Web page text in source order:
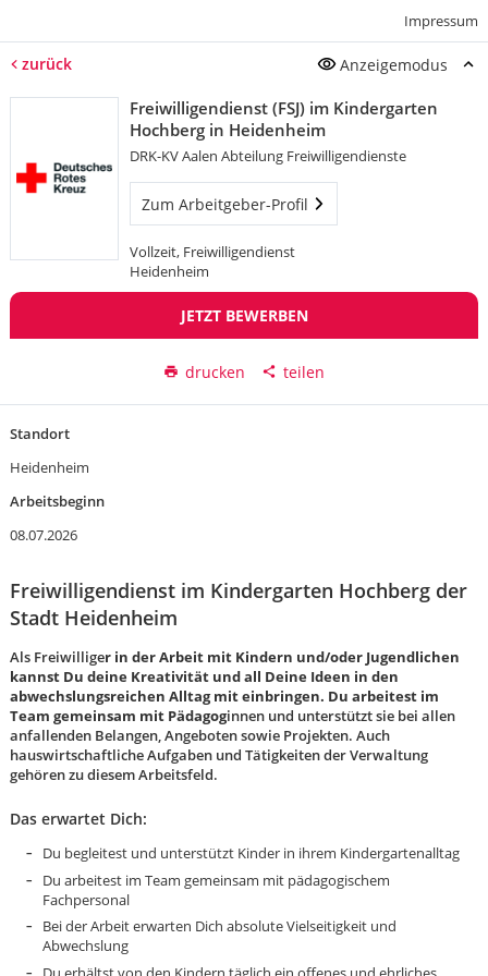
Impressum
zurück Anzeigemodus
Freiwilligendienst (FSJ) im Kindergarten
Hochberg in Heidenheim
DRK-KV Aalen Abteilung Freiwilligendienste
Zum Arbeitgeber-Profil
Vollzeit, Freiwilligendienst
Heidenheim
JETZT BEWERBEN
drucken teilen
Standort
Heidenheim
Arbeitsbeginn
08.07.2026
Freiwilligendienst im Kindergarten Hochberg der
Stadt Heidenheim
Als Freiwilliger in der Arbeit mit Kindern und/oder Jugendlichen
kannst Du deine Kreativität und all Deine Ideen in den
abwechslungsreichen Alltag mit einbringen. Du arbeitest im
Team gemeinsam mit Pädagoginnen und unterstützt sie bei allen
anfallenden Belangen, Angeboten sowie Projekten. Auch
hauswirtschaftliche Aufgaben und Tätigkeiten der Verwaltung
gehören zu diesem Arbeitsfeld.
Das erwartet Dich:
Du begleitest und unterstützt Kinder in ihrem Kindergartenalltag
Du arbeitest im Team gemeinsam mit pädagogischem
Fachpersonal
Bei der Arbeit erwarten Dich absolute Vielseitigkeit und
Abwechslung